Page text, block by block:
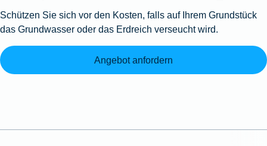
Schützen Sie sich vor den Kosten, falls auf Ihrem Grundstück
das Grundwasser oder das Erdreich verseucht wird.
Angebot anfordern